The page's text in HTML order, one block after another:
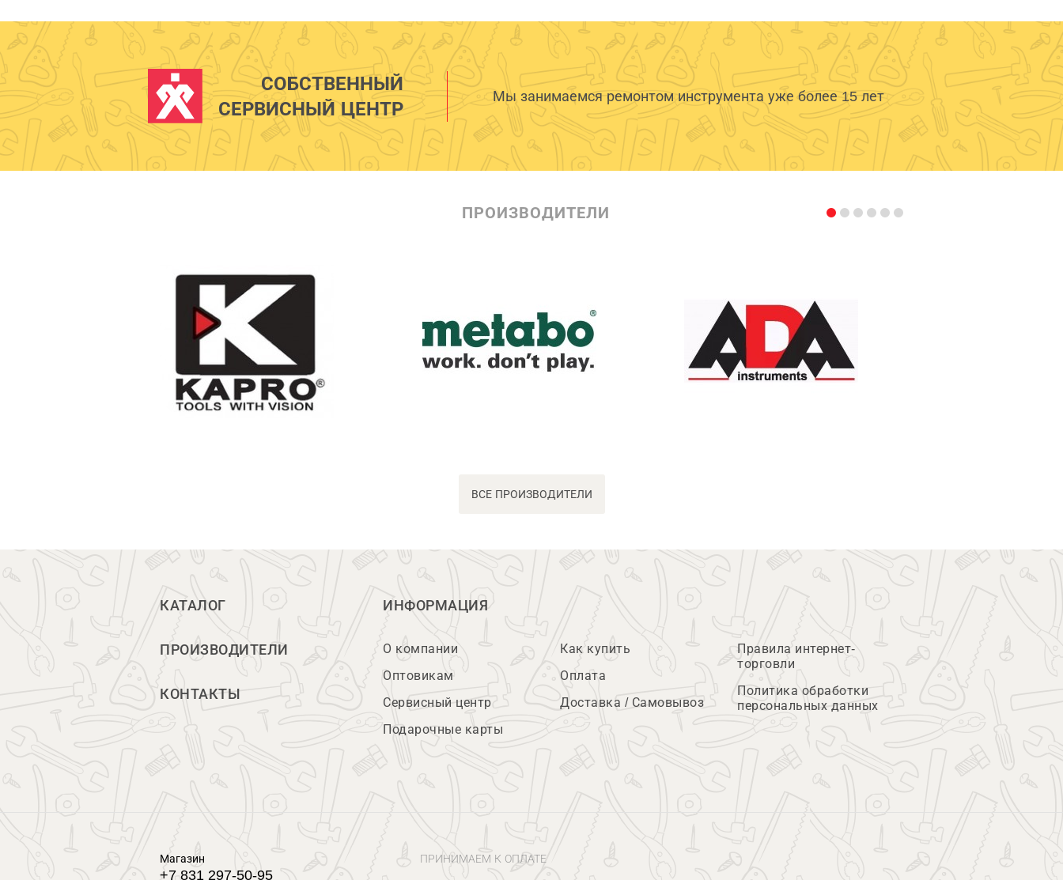
СОБСТВЕННЫЙ
СЕРВИСНЫЙ ЦЕНТР
Мы занимаемся ремонтом инструмента уже более 15 лет
ПРОИЗВОДИТЕЛИ
ВСЕ ПРОИЗВОДИТЕЛИ
КАТАЛОГ
ПРОИЗВОДИТЕЛИ
КОНТАКТЫ
ИНФОРМАЦИЯ
О компании
Оптовикам
Сервисный центр
Подарочные карты
Как купить
Оплата
Доставка / Самовывоз
Правила интернет-
торговли
Политика обработки
персональных данных
Магазин
+7 831 297-50-95
ПРИНИМАЕМ К ОПЛАТЕ